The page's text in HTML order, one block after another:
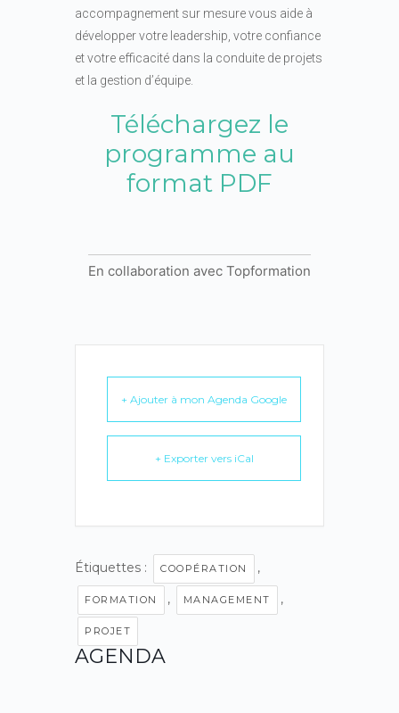
accompagnement sur mesure vous aide à
développer votre leadership, votre confiance
et votre efficacité dans la conduite de projets
et la gestion d’équipe.
Téléchargez le
programme au
format PDF
En collaboration avec Topformation
+ Ajouter à mon Agenda Google
+ Exporter vers iCal
Étiquettes : COOPÉRATION ,
FORMATION , MANAGEMENT ,
PROJET
AGENDA